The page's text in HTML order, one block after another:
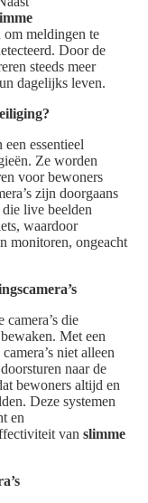
meldingen te
Door de
steeds meer
dagelijks leven.
essentieel
Ze worden
voor bewoners
zijn doorgaans
live beelden
waardoor
monitoren, ongeacht
die
Met een
niet alleen
naar de
bewoners altijd en
Deze systemen
en
van slimme